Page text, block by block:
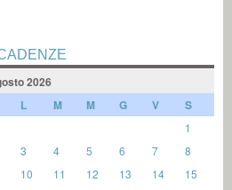
2026
L M M G V S
1
3 4 5 6 7
8
10 11 12 13 14
15